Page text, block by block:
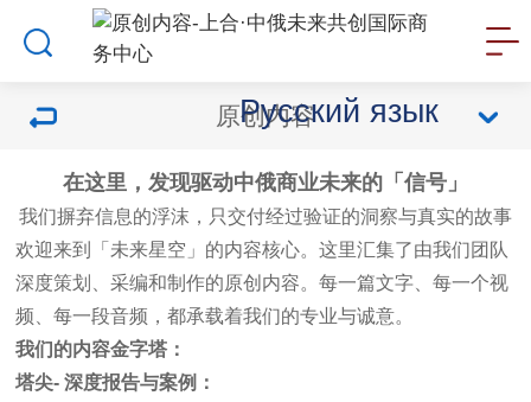
Русский язык
原创内容
在这里，发现驱动中俄商业未来的「信号」
我们摒弃信息的浮沫，只交付经过验证的洞察与真实的故事
欢迎来到「未来星空」的内容核心。这里汇集了由我们团队
深度策划、采编和制作的原创内容。每一篇文字、每一个视
频、每一段音频，都承载着我们的专业与诚意。
我们的内容金字塔：
塔尖-深度报告与案例：